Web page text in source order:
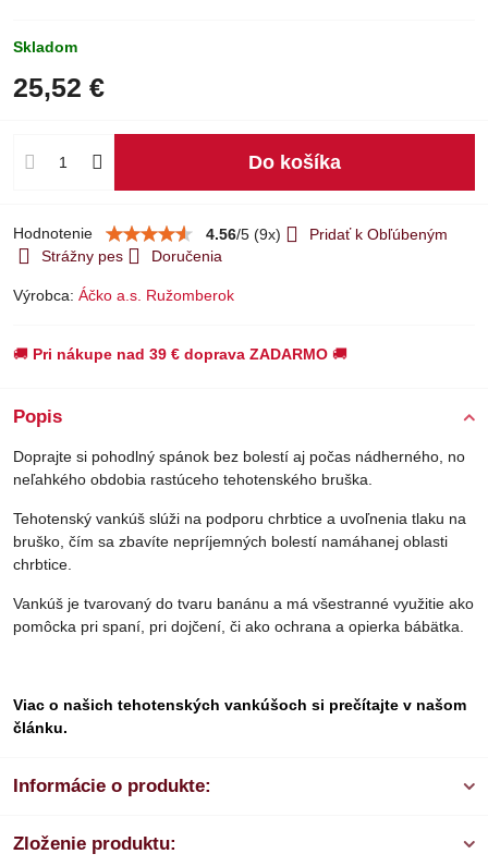
Skladom
25,52 €
Do košíka
Hodnotenie 4.56/5 (9x)
Pridať k Obľúbeným
Strážny pes
Doručenia
Výrobca: Áčko a.s. Ružomberok
🚚 Pri nákupe nad 39 € doprava ZADARMO 🚚
Popis
Doprajte si pohodlný spánok bez bolestí aj počas nádherného, no
neľahkého obdobia rastúceho tehotenského bruška.
Tehotenský vankúš slúži na podporu chrbtice a uvoľnenia tlaku na
bruško, čím sa zbavíte nepríjemných bolestí namáhanej oblasti
chrbtice.
Vankúš je tvarovaný do tvaru banánu a má všestranné využitie ako
pomôcka pri spaní, pri dojčení, či ako ochrana a opierka bábätka.
Viac o našich tehotenských vankúšoch si prečítajte v našom
článku.
Informácie o produkte:
Zloženie produktu: